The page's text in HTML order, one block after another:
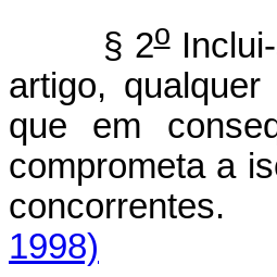
§ 2o
artigo,
que em
comprometa a
1998)